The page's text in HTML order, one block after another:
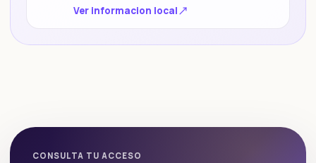
Ver informacion local
CONSULTA TU ACCESO